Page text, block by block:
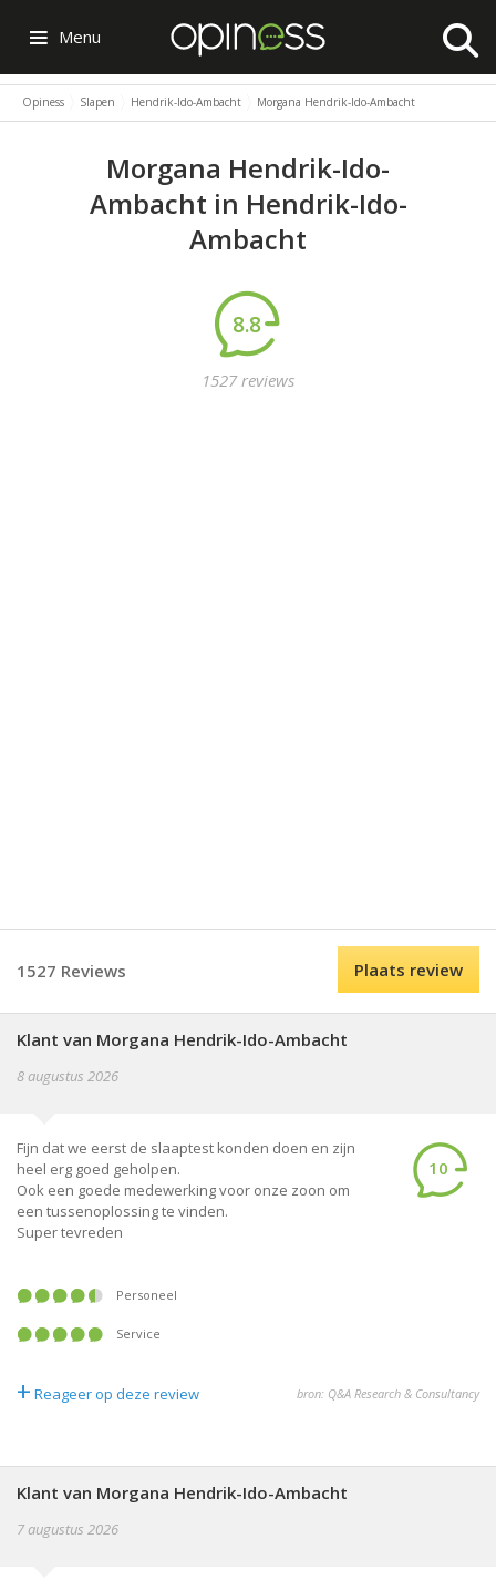
Menu
Opiness Slapen Hendrik-Ido-Ambacht Morgana Hendrik-Ido-Ambacht
Morgana Hendrik-Ido-
Ambacht in Hendrik-Ido-
Ambacht
8.8
1527 reviews
1527 Reviews Plaats review
Klant van Morgana Hendrik-Ido-Ambacht
8 augustus 2026
Fijn dat we eerst de slaaptest konden doen en zijn
heel erg goed geholpen.
Ook een goede medewerking voor onze zoon om
een tussenoplossing te vinden.
Super tevreden
10
Personeel
Service
+ Reageer op deze review bron: Q&A Research & Consultancy
Klant van Morgana Hendrik-Ido-Ambacht
7 augustus 2026